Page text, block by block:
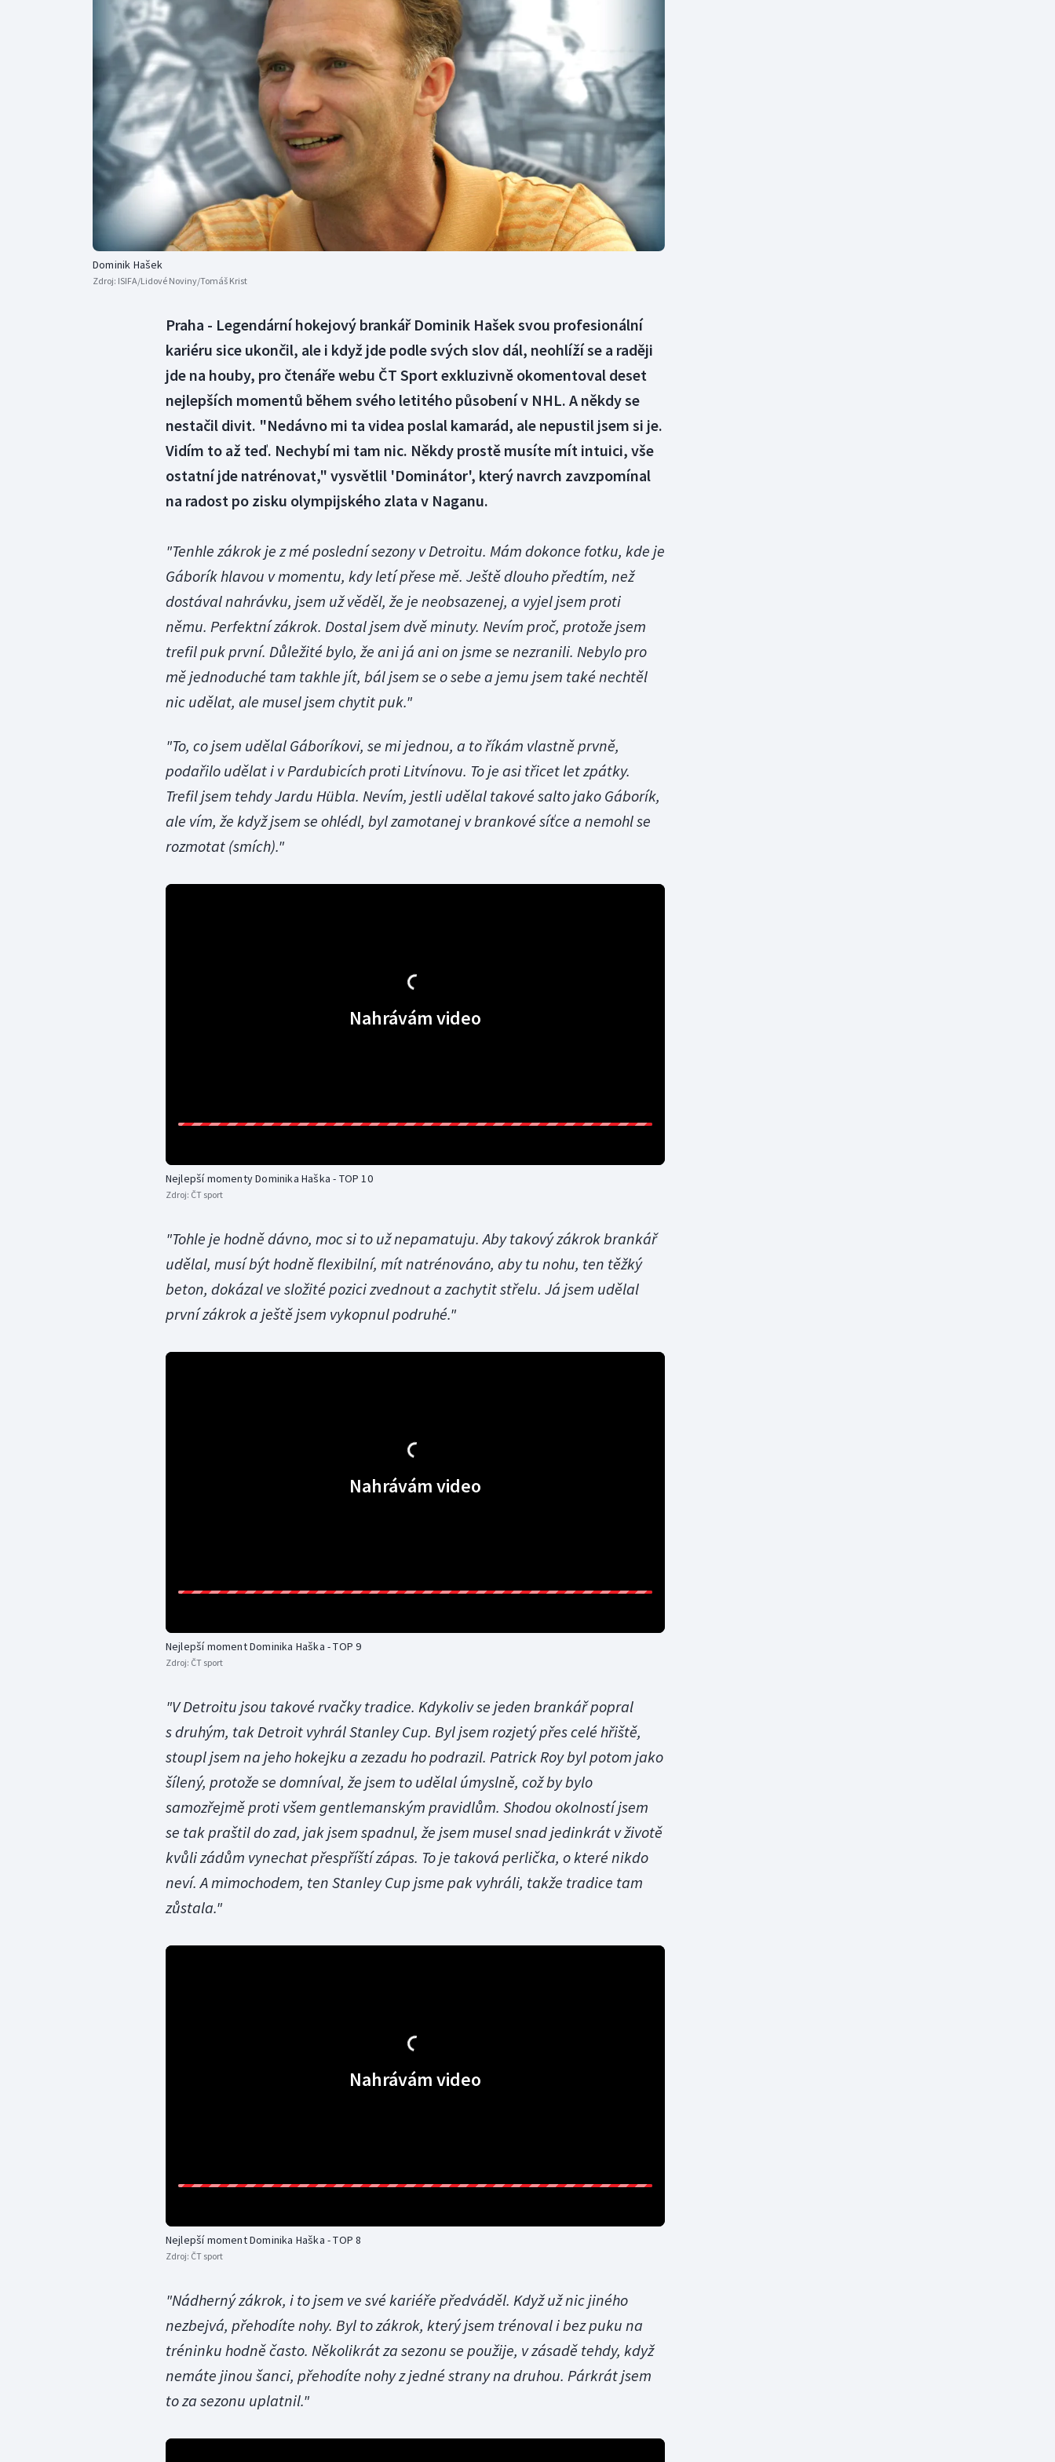
Curling
Dostihy
Florbal
Futsal
Golf
Gymnastika
Moderní pětiboj
Motorsport
Olympijské hry
Parasport
Plavání
Plážový volejbal
Veslování
Vodní slalom
Volejbal
Ostatní
Dominik Hašek
Zdroj: ISIFA/Lidové Noviny/Tomáš Krist
Praha - Legendární hokejový brankář Dominik Hašek svou profesionální
kariéru sice ukončil, ale i když jde podle svých slov dál, neohlíží se a raději
jde na houby, pro čtenáře webu ČT Sport exkluzivně okomentoval deset
nejlepších momentů během svého letitého působení v NHL. A někdy se
nestačil divit. "Nedávno mi ta videa poslal kamarád, ale nepustil jsem si je.
Vidím to až teď. Nechybí mi tam nic. Někdy prostě musíte mít intuici, vše
ostatní jde natrénovat," vysvětlil 'Dominátor', který navrch zavzpomínal
na radost po zisku olympijského zlata v Naganu.
"Tenhle zákrok je z mé poslední sezony v Detroitu. Mám dokonce fotku, kde je
Gáborík hlavou v momentu, kdy letí přese mě. Ještě dlouho předtím, než
dostával nahrávku, jsem už věděl, že je neobsazenej, a vyjel jsem proti
němu. Perfektní zákrok. Dostal jsem dvě minuty. Nevím proč, protože jsem
trefil puk první. Důležité bylo, že ani já ani on jsme se nezranili. Nebylo pro
mě jednoduché tam takhle jít, bál jsem se o sebe a jemu jsem také nechtěl
nic udělat, ale musel jsem chytit puk."
"To, co jsem udělal Gáboríkovi, se mi jednou, a to říkám vlastně prvně,
podařilo udělat i v Pardubicích proti Litvínovu. To je asi třicet let zpátky.
Trefil jsem tehdy Jardu Hübla. Nevím, jestli udělal takové salto jako Gáborík,
ale vím, že když jsem se ohlédl, byl zamotanej v brankové síťce a nemohl se
rozmotat (smích)."
Nahrávám video
Nejlepší momenty Dominika Haška - TOP 10
Zdroj: ČT sport
"Tohle je hodně dávno, moc si to už nepamatuju. Aby takový zákrok brankář
udělal, musí být hodně flexibilní, mít natrénováno, aby tu nohu, ten těžký
beton, dokázal ve složité pozici zvednout a zachytit střelu. Já jsem udělal
první zákrok a ještě jsem vykopnul podruhé."
Nahrávám video
Nejlepší moment Dominika Haška - TOP 9
Zdroj: ČT sport
"V Detroitu jsou takové rvačky tradice. Kdykoliv se jeden brankář popral
s druhým, tak Detroit vyhrál Stanley Cup. Byl jsem rozjetý přes celé hřiště,
stoupl jsem na jeho hokejku a zezadu ho podrazil. Patrick Roy byl potom jako
šílený, protože se domníval, že jsem to udělal úmyslně, což by bylo
samozřejmě proti všem gentlemanským pravidlům. Shodou okolností jsem
se tak praštil do zad, jak jsem spadnul, že jsem musel snad jedinkrát v životě
kvůli zádům vynechat přespříští zápas. To je taková perlička, o které nikdo
neví. A mimochodem, ten Stanley Cup jsme pak vyhráli, takže tradice tam
zůstala."
Nahrávám video
Nejlepší moment Dominika Haška - TOP 8
Zdroj: ČT sport
"Nádherný zákrok, i to jsem ve své kariéře předváděl. Když už nic jiného
nezbejvá, přehodíte nohy. Byl to zákrok, který jsem trénoval i bez puku na
tréninku hodně často. Několikrát za sezonu se použije, v zásadě tehdy, když
nemáte jinou šanci, přehodíte nohy z jedné strany na druhou. Párkrát jsem
to za sezonu uplatnil."